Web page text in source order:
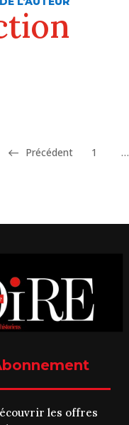
Précédent 1 …
les offres